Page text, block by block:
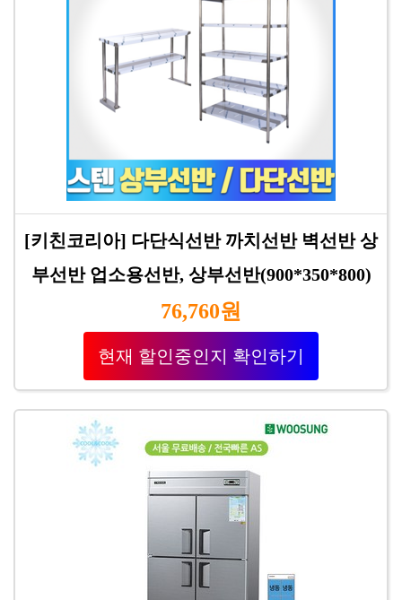
[키친코리아] 다단식선반 까치선반 벽선반 상
부선반 업소용선반, 상부선반(900*350*800)
76,760원
현재 할인중인지 확인하기